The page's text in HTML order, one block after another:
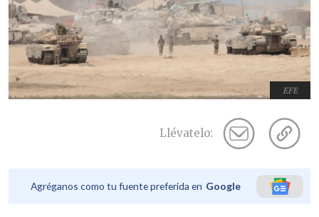
EFE
Llévatelo:
Agréganos como tu fuente preferida en Google